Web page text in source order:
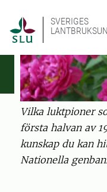
SVERIGES
Vilka luktpioner
första halvan av
kunskap du kan
Nationella